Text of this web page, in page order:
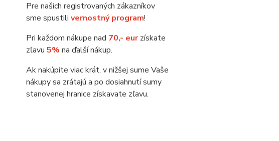
Pre našich registrovaných zákazníkov
sme spustili vernostný program!
Pri každom nákupe nad 70,- eurzískate
zľavu 5% na ďalší nákup.
Ak nakúpite viac krát, v nižšej sume Vaše
nákupy sa zrátajú a po dosiahnutí sumy
stanovenej hranice získavate zľavu.